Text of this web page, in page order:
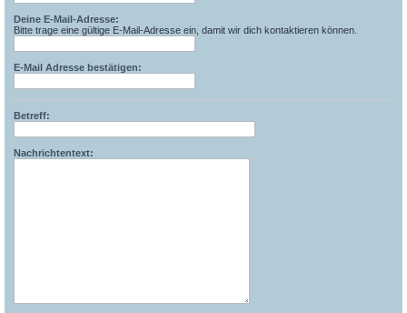
Deine E-Mail-Adresse:
Bitte trage eine gültige E-Mail-Adresse ein, damit wir dich kontaktieren können.
E-Mail Adresse bestätigen:
Betreff:
Nachrichtentext: